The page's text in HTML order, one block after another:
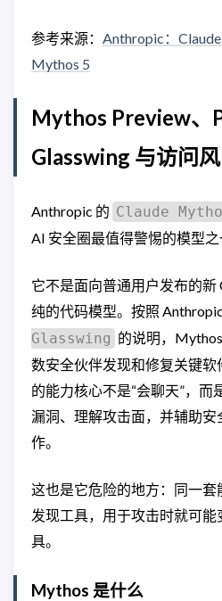
参考来源： Anthropic：
Mythos 5
Mythos Preview、
Glasswing 与访问
Anthropic 的 Claude
AI 安全圈最值得警惕的模型之
它不是面向普通用户发布的新
纯的代码模型。按照
Glasswing 的说明，
数安全伙伴发现和修复关键
的能力核心不是“会聊天”，而
漏洞、理解攻击面，并辅助
作。
这也是它危险的地方：同一
发现工具，用于攻击时就可
具。
Mythos 是什么